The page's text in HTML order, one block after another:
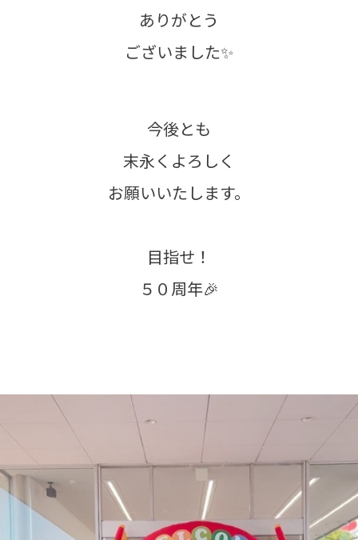
ありがとう
ございました✨
今後とも
末永くよろしく
お願いいたします。
目指せ！
５０周年🎉